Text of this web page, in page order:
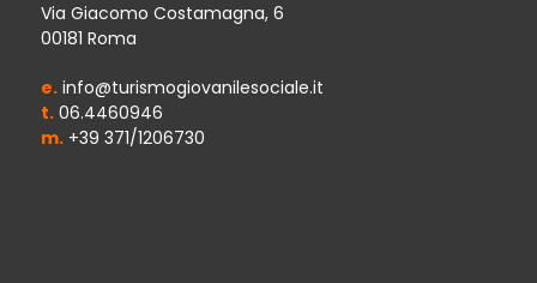
Via Giacomo Costamagna, 6
00181 Roma
e.info@turismogiovanilesociale.it
t.06.4460946
m.+39 371/1206730